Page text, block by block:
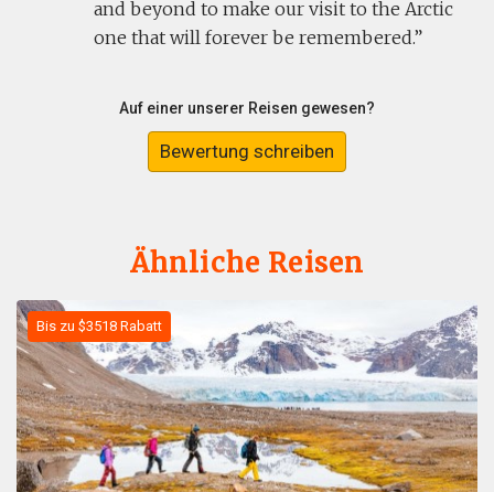
and beyond to make our visit to the Arctic
one that will forever be remembered.
Auf einer unserer Reisen gewesen?
Bewertung schreiben
Ähnliche Reisen
Bis zu $3518 Rabatt